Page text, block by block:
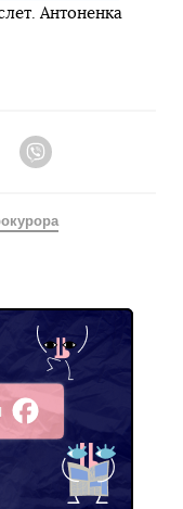
Антоненка
Telegram